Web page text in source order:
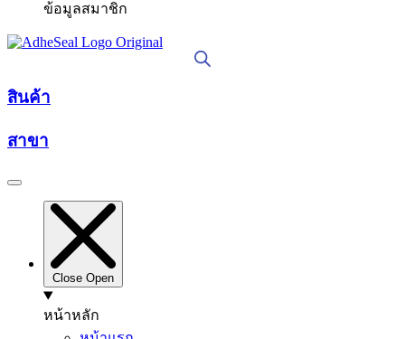
ข้อมูลสมาชิก
สินค้า
สาขา
Close Open
หน้าหลัก